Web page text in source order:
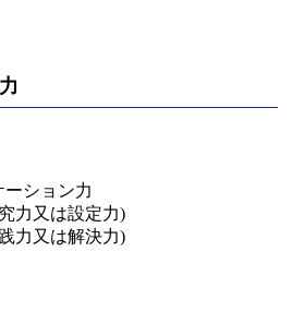
ーション力
力又は設定力)
力又は解決力)